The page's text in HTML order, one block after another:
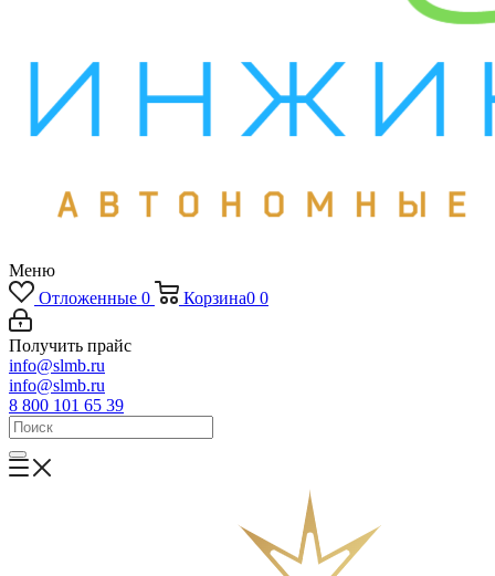
Меню
Отложенные 0 Корзина0 0
Получить прайс
info@slmb.ru
info@slmb.ru
8 800 101 65 39